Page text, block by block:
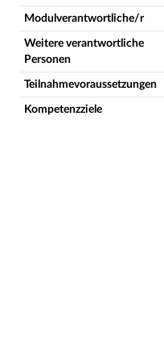
Modulverantwortliche/r
Weitere verantwortliche
Personen
Teilnahmevoraussetzungen
Kompetenzziele